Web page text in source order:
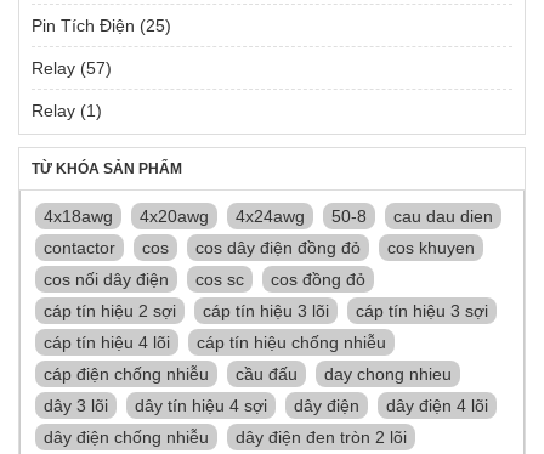
Pin Tích Điện (25)
Relay (57)
Relay (1)
TỪ KHÓA SẢN PHẨM
4x18awg 4x20awg 4x24awg 50-8
cau dau dien
contactor
cos cos dây điện đồng đỏ
cos khuyen
cos nối dây điện
cos sc
cos đồng đỏ
cáp tín hiệu 2 sợi
cáp tín hiệu 3 lõi
cáp tín hiệu 3 sợi
cáp tín hiệu 4 lõi
cáp tín hiệu chống nhiễu
cáp điện chống nhiễu
cầu đấu
day chong nhieu
dây 3 lõi
dây tín hiệu 4 sợi dây điện
dây điện 4 lõi
dây điện chống nhiễu
dây điện đen tròn 2 lõi